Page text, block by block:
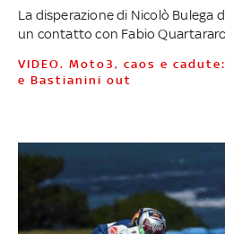
La disperazione di Nicolò Bulega
un contatto con Fabio
VIDEO. Moto3, caos e cadute: vince Binder. Bulega
e Bastianini out